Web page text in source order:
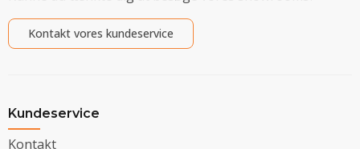
Kontakt vores kundeservice
Kundeservice
Kontakt